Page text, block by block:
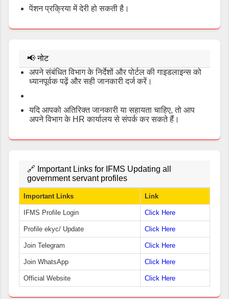
पेंशन प्रक्रिया में देरी हो सकती है।
📢नोट
अपने संबंधित विभाग के निर्देशों और पोर्टल की गाइडलाइन्स को
ध्यानपूर्वक पढ़ें और सही जानकारी दर्ज करें।
यदि आपको अतिरिक्त जानकारी या सहायता चाहिए, तो आप
अपने विभाग के HR कार्यालय से संपर्क कर सकते हैं।
🔗 Important Links for IFMS Updating all
government servant profiles
Important Links Link
IFMS Profile Login Click Here
Profile ekyc/ Update Click Here
Join Telegram Click Here
Join WhatsApp Click Here
Official Website Click Here